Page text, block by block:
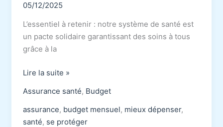
05/12/2025
L’essentiel à retenir : notre système de santé est
un pacte solidaire garantissant des soins à tous
grâce à la
Assurance
:
tes
droits
Lire la suite »
Assurance santé, Budget
assurance, budget mensuel, mieux dépenser,
santé, se protéger